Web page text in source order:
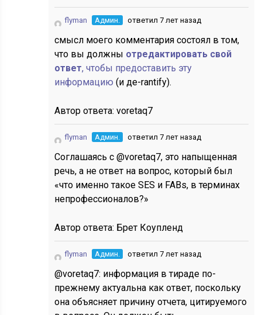
flyman Админ. ответил 7 лет назад
смысл моего комментария состоял в том,
что вы должны отредактировать свой
ответ, чтобы предоставить эту
информацию(и де-rantify).
Автор ответа:voretaq7
flyman Админ. ответил 7 лет назад
Соглашаясь с @voretaq7, это напыщенная
речь, а не ответ на вопрос, который был
«что именно такое SES и FABs, в терминах
непрофессионалов?»
Автор ответа: Брет Коупленд
flyman Админ. ответил 7 лет назад
@voretaq7: информация в тираде по-
прежнему актуальна как ответ, поскольку
она объясняет причину отчета, цитируемого